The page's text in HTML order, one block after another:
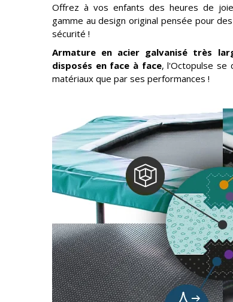
Offrez à vos enfants des heures de
gamme au design original pensée pour
sécurité !
Armature en acier galvanisé très
disposés en face à face, l'Octopulse se
matériaux que par ses performances !